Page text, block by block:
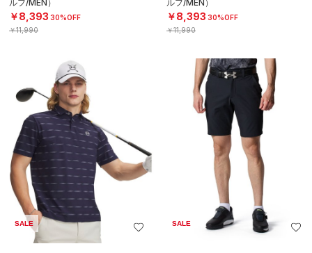
ルフ/MEN）
￥8,393 30%OFF
￥11,990
ルフ/MEN）
￥8,393 30%OFF
￥11,990
SALE SALE